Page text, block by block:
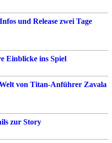
und Release zwei Tage
Einblicke ins Spiel
von Titan-Anführer Zavala
zur Story